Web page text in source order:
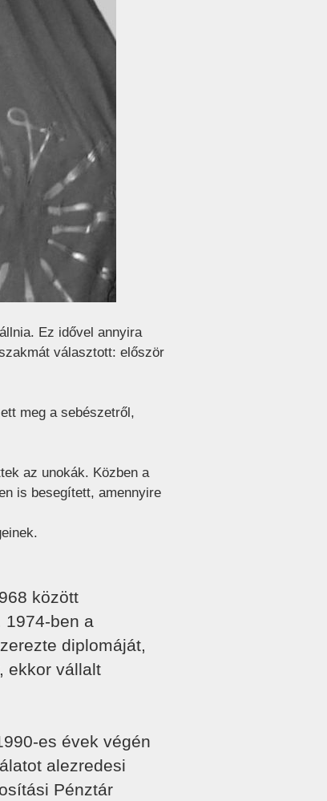
Ez idővel annyira
választott: először
meg a sebészetről,
az unokák. Közben a
is besegített, amennyire
között
1974-ben a
diplomáját,
ekkor vállalt
es évek végén
alezredesi
Pénztár